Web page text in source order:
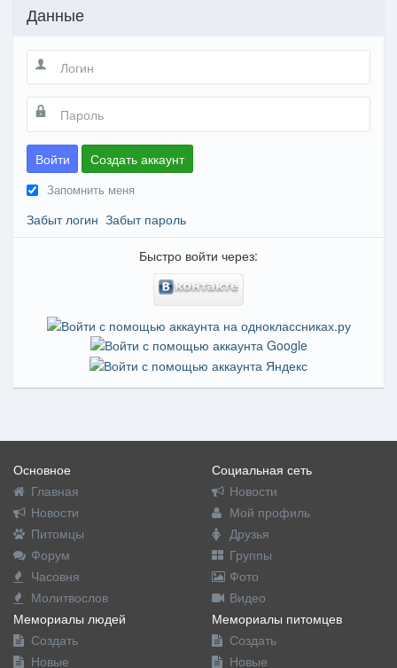
Данные
Войти Создать аккаунт
Запомнить меня
Забыт логин Забыт пароль
Быстро войти через:
Основное
Главная
Новости
Питомцы
Форум
Часовня
Молитвослов
Социальная сеть
Новости
Мой профиль
Друзья
Группы
Фото
Видео
Мемориалы людей
Создать
Новые
Мемориалы питомцев
Создать
Новые